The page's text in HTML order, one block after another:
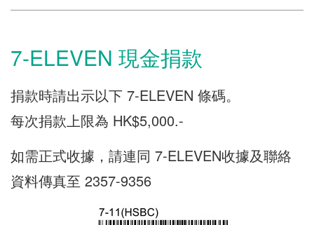
7-ELEVEN 現金捐款
捐款時請出示以下 7-ELEVEN 條碼。
每次捐款上限為 HK$5,000.-
如需正式收據，請連同 7-ELEVEN收據及聯絡
資料傳真至 2357-9356